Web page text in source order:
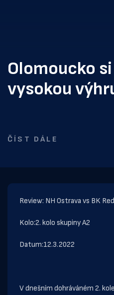
Olomoucko
vysokou
ČÍST DÁLE
Review: NH Ostrava vs BK
Kolo:2. kolo skupiny A2
Datum:12.3.2022
V dnešním dohráváném 2.